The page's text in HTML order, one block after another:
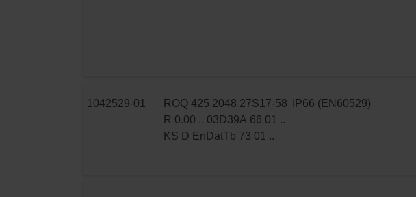
1042529-01
ROQ 425 2048 27S17-58
R 0.00 .. 03D39A 66 01 ..
KS D EnDatTb 73 01 ..
IP66 (EN60529)